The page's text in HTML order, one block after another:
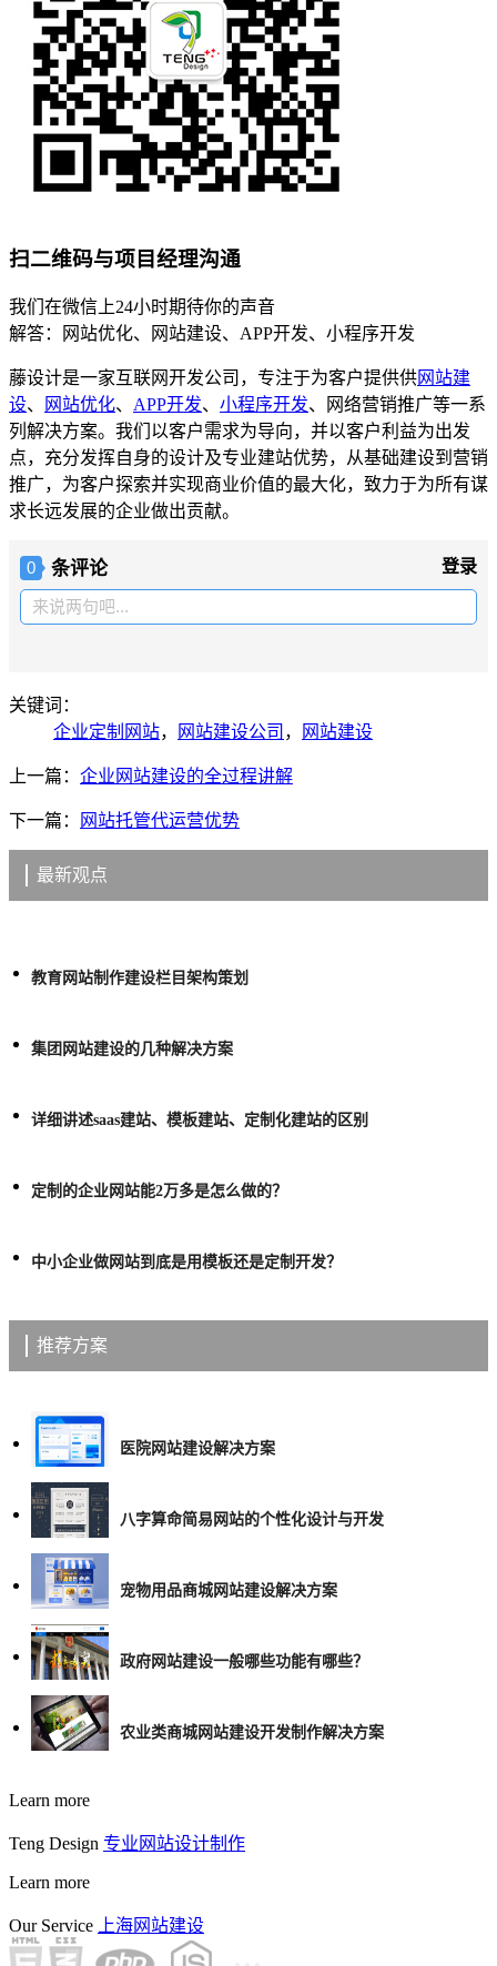
扫二维码与项目经理沟通
我们在微信上24小时期待你的声音
解答：网站优化、网站建设、APP开发、小程序开发
藤设计是一家互联网开发公司，专注于为客户提供供网站建
设、 网站优化、 APP开发、 小程序开发、网络营销推广等一系
列解决方案。我们以客户需求为导向，并以客户利益为出发
点，充分发挥自身的设计及专业建站优势，从基础建设到营销
推广，为客户探索并实现商业价值的最大化，致力于为所有谋
求长远发展的企业做出贡献。
0 条评论 登录
来说两句吧...
关键词：
企业定制网站， 网站建设公司 ， 网站建设
上一篇： 企业网站建设的全过程讲解
下一篇： 网站托管代运营优势
最新观点
教育网站制作建设栏目架构策划
集团网站建设的几种解决方案
详细讲述saas建站、模板建站、定制化建站的区别
定制的企业网站能2万多是怎么做的？
中小企业做网站到底是用模板还是定制开发？
推荐方案
医院网站建设解决方案
八字算命简易网站的个性化设计与开发
宠物用品商城网站建设解决方案
政府网站建设一般哪些功能有哪些？
农业类商城网站建设开发制作解决方案
Learn more
Teng Design 专业网站设计制作
Learn more
Our Service 上海网站建设